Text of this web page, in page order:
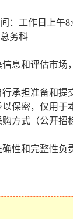
间：工作日上午
务科
息和评估市
承担准备和提
保密，仅用于
方式（公开
性和完整性负